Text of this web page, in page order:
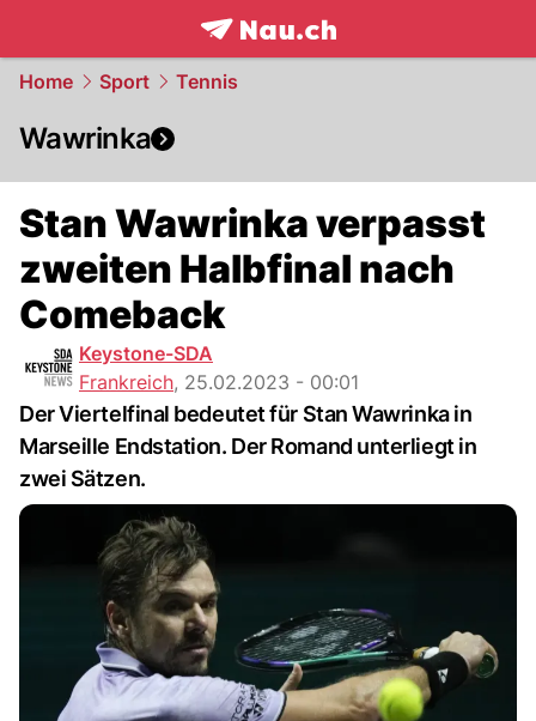
frontpage.NAU.ch
Home Sport Tennis
Wawrinka
Stan Wawrinka verpasst
zweiten Halbfinal nach
Comeback
Keystone-SDA
Frankreich, 25.02.2023 - 00:01
Der Viertelfinal bedeutet für Stan Wawrinka in
Marseille Endstation. Der Romand unterliegt in
zwei Sätzen.